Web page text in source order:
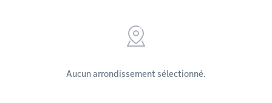
Aucun arrondissement sélectionné.